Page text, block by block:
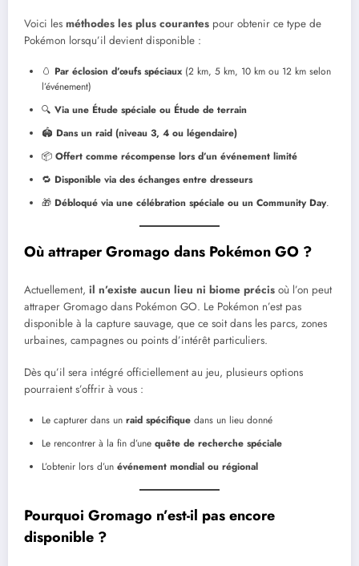
Voici les méthodes les plus courantes pour obtenir ce type de
Pokémon lorsqu’il devient disponible :
🥚 Par éclosion d’œufs spéciaux (2 km, 5 km, 10 km ou 12 km selon
l’événement)
🔍 Via une Étude spéciale ou Étude de terrain
🏟️ Dans un raid (niveau 3, 4 ou légendaire)
📦 Offert comme récompense lors d’un événement limité
🔁 Disponible via des échanges entre dresseurs
🎁 Débloqué via une célébration spéciale ou un Community Day.
Où attraper Gromago dans Pokémon GO ?
Actuellement, il n’existe aucun lieu ni biome précis où l’on peut
attraper Gromago dans Pokémon GO. Le Pokémon n’est pas
disponible à la capture sauvage, que ce soit dans les parcs, zones
urbaines, campagnes ou points d’intérêt particuliers.
Dès qu’il sera intégré officiellement au jeu, plusieurs options
pourraient s’offrir à vous :
Le capturer dans un raid spécifique dans un lieu donné
Le rencontrer à la fin d’une quête de recherche spéciale
L’obtenir lors d’un événement mondial ou régional
Pourquoi Gromago n’est-il pas encore
disponible ?